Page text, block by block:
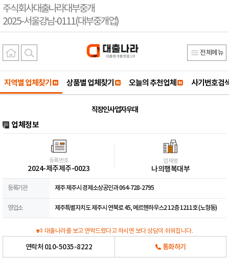
주식회사대출나라대부중개
2025-서울강남-0111(대부중개업)
전체메뉴
지역별 업체찾기 상품별 업체찾기 오늘의 추천업체 사기번호검
직장인 사업자 우대
업체정보
등록번호
2024-제주제주-0023
업체명
나의행복대부
등록기관 제주 제주시 경제소상공인과 064-728-2795
영업소 제주특별자치도 제주시 연북로 45, 메르헨하우스2 12층 1211호 (노형동)
대출나라를 보고 연락드렸다고 하시면 보다 상담이 쉬워집니다.
연락처 010-5035-8222 통화하기